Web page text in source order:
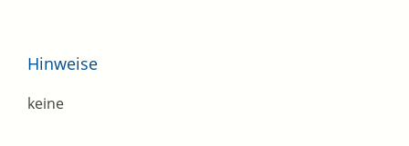
Hinweise
keine